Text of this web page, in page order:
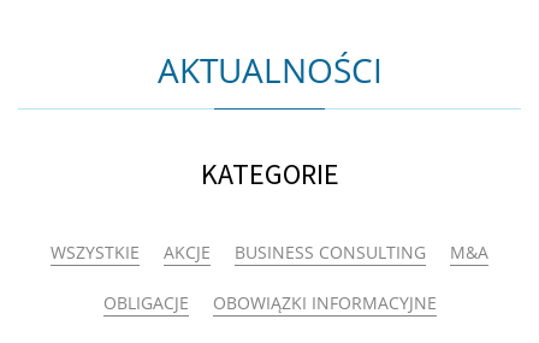
AKTUALNOŚCI
KATEGORIE
WSZYSTKIE AKCJE BUSINESS CONSULTING M&A
OBLIGACJE OBOWIĄZKI INFORMACYJNE